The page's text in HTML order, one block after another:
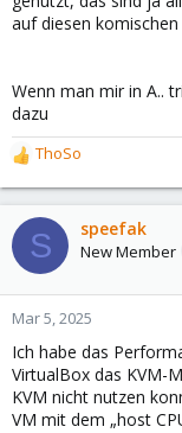
auf diesen
Wenn man mir in A..
dazu
R
e
a
c
t
o
n
:
ThoSo
S speefak
New Member
Mar 5, 2025
Ich habe das
VirtualBox das KVM-
KVM nicht nutzen
VM mit dem „host